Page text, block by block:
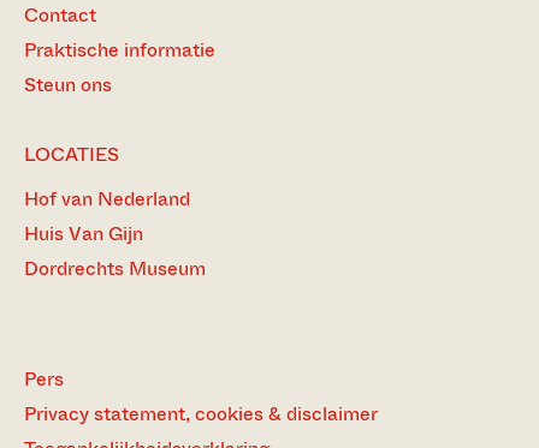
Contact
Praktische informatie
Steun ons
LOCATIES
Hof van Nederland
Huis Van Gijn
Dordrechts Museum
Pers
Privacy statement, cookies & disclaimer